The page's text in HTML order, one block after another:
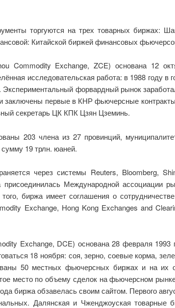
торгуются на трех товарных биржах:
Китайской биржей финансовых
Commodity Exchange, ZCE) основана 12
исследовательская работа: в 1988 году в
форвардный рынок
первые в КНР фьючерсные
секретарь ЦК КПК Цзян Цземинь.
203 члена из 27 провинций,
19 трлн. юаней.
через системы Reuters, Bloomberg,
Международной ассоциации
биржа имеет соглашения о
Exchange, Hong Kong Exchanges and
Exchange, DCE) основана 28 февраля 1993
18 ноября: соя, зерно, соевые корма,
50 местных фьючерсных биржах и на их
место по объему сделок на фьючерсном
биржа обзавелась своим сайтом. Первого
Далянская и Чженджоуская